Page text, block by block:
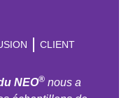
CLIENT
NEO®nous a